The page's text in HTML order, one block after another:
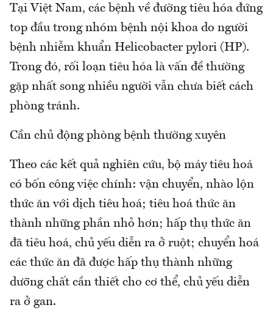
Tại Việt Nam, các bệnh về đường tiêu hóa đứng
top đầu trong nhóm bệnh nội khoa do người
bệnh nhiễm khuẩn Helicobacter pylori (HP).
Trong đó, rối loạn tiêu hóa là vấn đề thường
gặp nhất song nhiều người vẫn chưa biết cách
phòng tránh.
Cần chủ động phòng bệnh thường xuyên
Theo các kết quả nghiên cứu, bộ máy tiêu hoá
có bốn công việc chính: vận chuyển, nhào lộn
thức ăn với dịch tiêu hoá; tiêu hoá thức ăn
thành những phần nhỏ hơn; hấp thụ thức ăn
đã tiêu hoá, chủ yếu diễn ra ở ruột; chuyển hoá
các thức ăn đã được hấp thụ thành những
dưỡng chất cần thiết cho cơ thể, chủ yếu diễn
ra ở gan.